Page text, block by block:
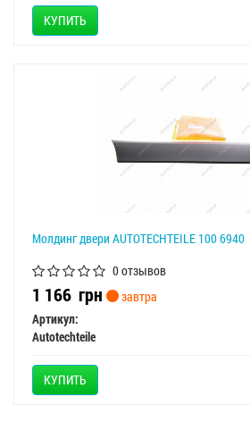
КУПИТЬ
Молдинг двери AUTOTECHTEILE 100 6940
0 отзывов
1 166 грн
завтра
Артикул:
Autotechteile
КУПИТЬ